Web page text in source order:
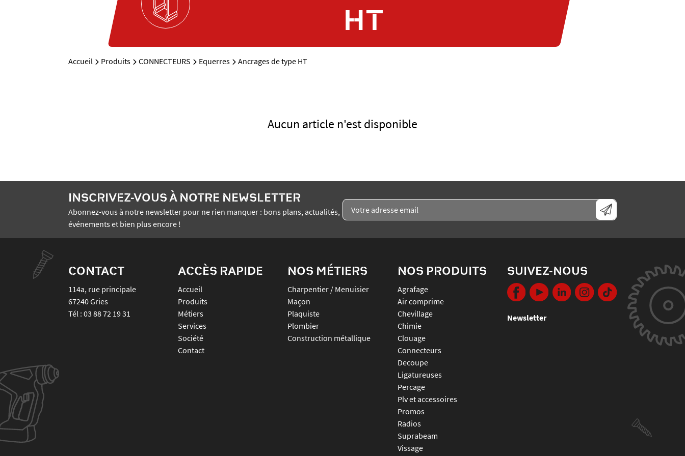
HT
Accueil Produits CONNECTEURS Equerres Ancrages de type HT
Aucun article n'est disponible
INSCRIVEZ-VOUS À NOTRE NEWSLETTER
Abonnez-vous à notre newsletter pour ne rien manquer : bons plans, actualités,
événements et bien plus encore !
CONTACT
114a, rue principale
67240Gries
Tél :03 88 72 19 31
ACCÈS RAPIDE
Accueil
Produits
Métiers
Services
Société
Contact
NOS MÉTIERS
Charpentier / Menuisier
Maçon
Plaquiste
Plombier
Construction métallique
NOS PRODUITS
agrafage
air comprime
chevillage
chimie
clouage
connecteurs
decoupe
ligatureuses
percage
plv et accessoires
promos
radios
suprabeam
vissage
SUIVEZ-NOUS
Newsletter